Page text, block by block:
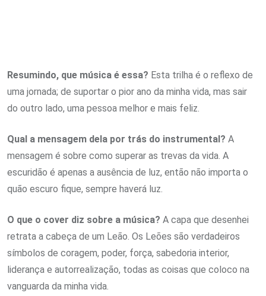
Resumindo, que música é essa? Esta trilha é o reflexo de
uma jornada; de suportar o pior ano da minha vida, mas sair
do outro lado, uma pessoa melhor e mais feliz.
Qual a mensagem dela por trás do instrumental? A
mensagem é sobre como superar as trevas da vida. A
escuridão é apenas a ausência de luz, então não importa o
quão escuro fique, sempre haverá luz.
O que o cover diz sobre a música? A capa que desenhei
retrata a cabeça de um Leão. Os Leões são verdadeiros
símbolos de coragem, poder, força, sabedoria interior,
liderança e autorrealização, todas as coisas que coloco na
vanguarda da minha vida.